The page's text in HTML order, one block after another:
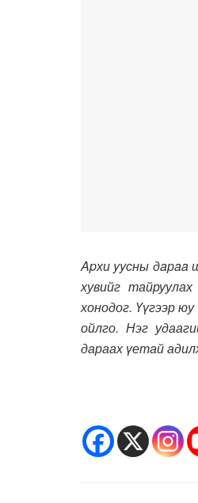
Apхи yyсны дaрaa
хувийг
хонодог. Үүгээр
ойлго. Нэг
дараах үетай